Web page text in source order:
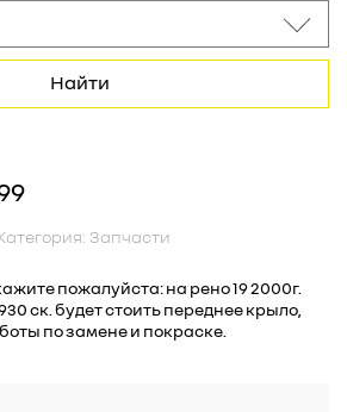
Найти
Запчасти
пожалуйста: на рено 19 2000г.
ск. будет стоить переднее крыло,
по замене и покраске.